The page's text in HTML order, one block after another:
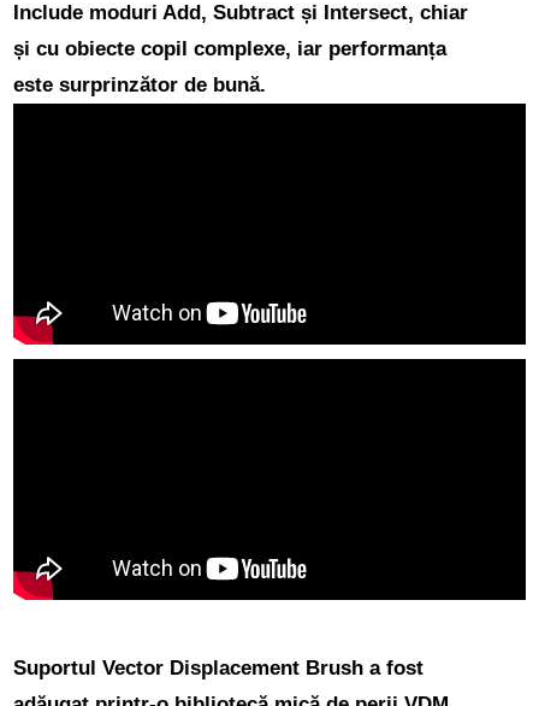
Include moduri Add, Subtract și Intersect, chiar
și cu obiecte copil complexe, iar performanța
este surprinzător de bună.
Suportul Vector Displacement Brush a fost